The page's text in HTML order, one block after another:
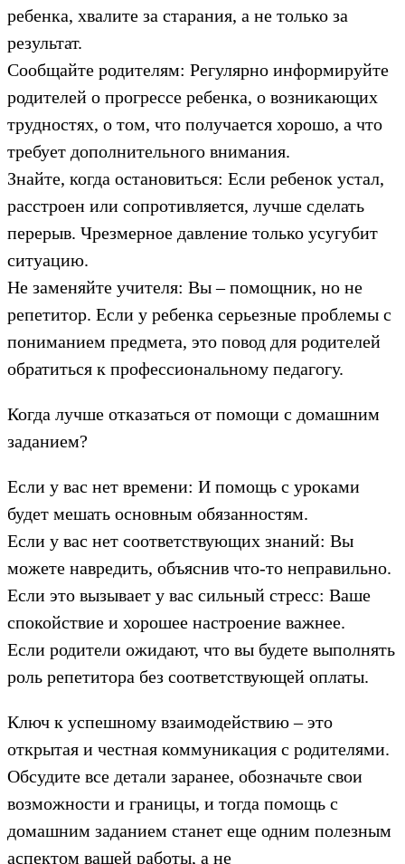
ребенка, хвалите за старания, а не только за
результат.
Сообщайте родителям: Регулярно информируйте
родителей о прогрессе ребенка, о возникающих
трудностях, о том, что получается хорошо, а что
требует дополнительного внимания.
Знайте, когда остановиться: Если ребенок устал,
расстроен или сопротивляется, лучше сделать
перерыв. Чрезмерное давление только усугубит
ситуацию.
Не заменяйте учителя: Вы – помощник, но не
репетитор. Если у ребенка серьезные проблемы с
пониманием предмета, это повод для родителей
обратиться к профессиональному педагогу.
Когда лучше отказаться от помощи с домашним
заданием?
Если у вас нет времени: И помощь с уроками
будет мешать основным обязанностям.
Если у вас нет соответствующих знаний: Вы
можете навредить, объяснив что-то неправильно.
Если это вызывает у вас сильный стресс: Ваше
спокойствие и хорошее настроение важнее.
Если родители ожидают, что вы будете выполнять
роль репетитора без соответствующей оплаты.
Ключ к успешному взаимодействию – это
открытая и честная коммуникация с родителями.
Обсудите все детали заранее, обозначьте свои
возможности и границы, и тогда помощь с
домашним заданием станет еще одним полезным
аспектом вашей работы, а не